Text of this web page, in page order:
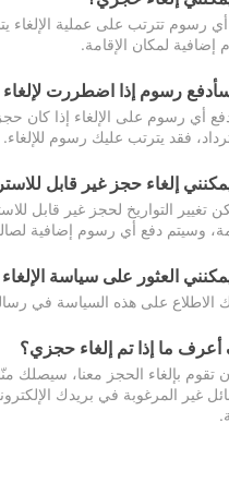
رسوم تترتب على عملية الإلغاء
إضافية لمكان الإقامة.
رسوم إذا اضطررت
أي رسوم على الإلغاء إذا كان
فقد يترتب عليك رسوم
إلغاء حجز غير قابل
تغيير التواريخ لحجز غير قابل
وسيتم دفع أي رسوم إضافية
العثور على سياسة
الاطلاع على هذه السياسة في
ما إذا تم إلغاء حجزي؟
تقوم بإلغاء الحجز معنا، سيصلك